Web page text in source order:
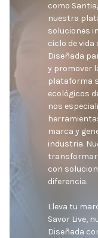
como
nuestra
soluciones
ciclo de vida
Diseñada
y promover
plataforma
ecológicos
nos
marca y
industria.
transformar
con
diferencia.
Lleva tu
Savor Live,
Diseñada